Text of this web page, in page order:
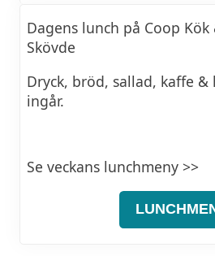
Dagens lunch på Coop Kök
Skövde
Dryck, bröd, sallad, kaffe &
ingår.
Se veckans lunchmeny >>